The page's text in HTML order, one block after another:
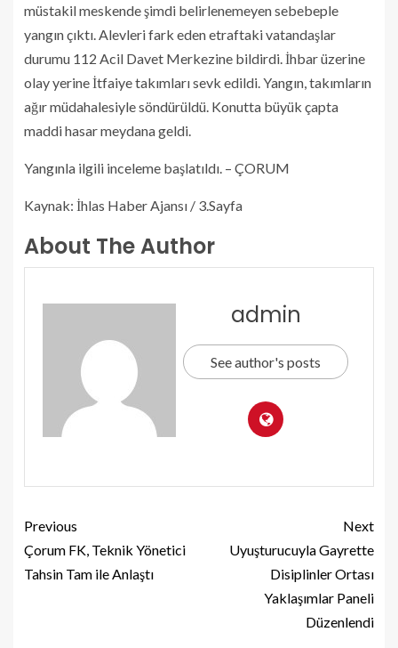
müstakil meskende şimdi belirlenemeyen sebebeple
yangın çıktı. Alevleri fark eden etraftaki vatandaşlar
durumu 112 Acil Davet Merkezine bildirdi. İhbar üzerine
olay yerine İtfaiye takımları sevk edildi. Yangın, takımların
ağır müdahalesiyle söndürüldü. Konutta büyük çapta
maddi hasar meydana geldi.
Yangınla ilgili inceleme başlatıldı. – ÇORUM
Kaynak: İhlas Haber Ajansı / 3.Sayfa
About The Author
admin
See author's posts
Previous
Çorum FK, Teknik Yönetici
Tahsin Tam ile Anlaştı
Next
Uyuşturucuyla Gayrette
Disiplinler Ortası
Yaklaşımlar Paneli
Düzenlendi